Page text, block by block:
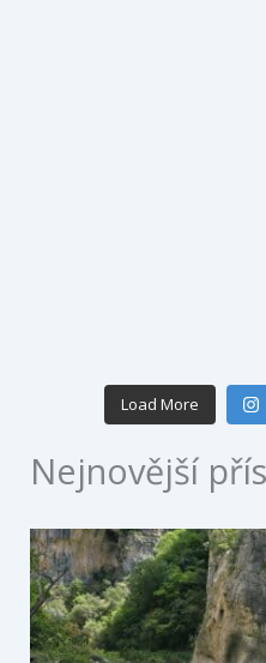
Load More
Nejnovější